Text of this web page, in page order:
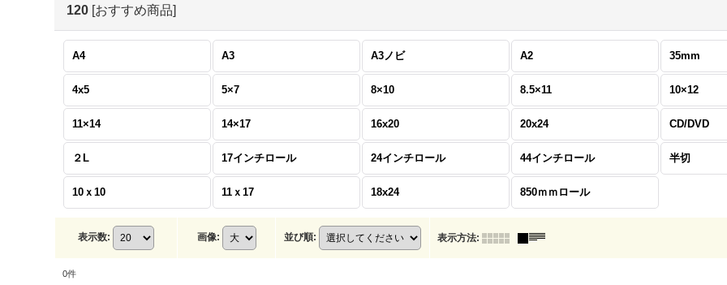
120 [おすすめ商品]
A4 A3 A3ノビ A2 35mm
4x5 5×7 8×10 8.5×11 10×12
11×14 14×17 16x20 20x24 CD/DVD
２L 17インチロール 24インチロール 44インチロール 半切
10ｘ10 11ｘ17 18x24 850ｍｍロール
表示数: 画像: 並び順: 表示方法:
0件